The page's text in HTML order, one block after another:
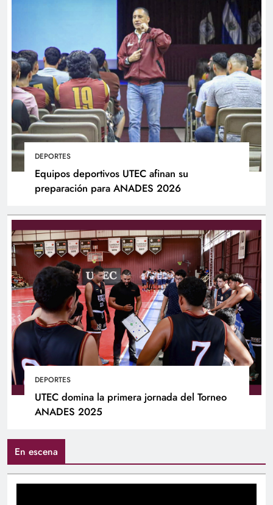
DEPORTES
Equipos deportivos UTEC afinan su
preparación para ANADES 2026
DEPORTES
UTEC domina la primera jornada del Torneo
ANADES 2025
En escena